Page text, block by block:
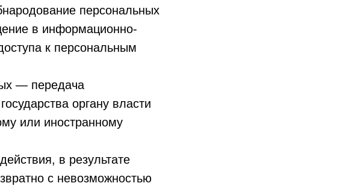
персональных
в информационно-
к персональным
— передача
органу власти
или иностранному
в результате
с невозможностью